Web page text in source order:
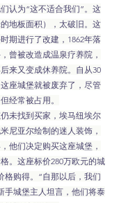
认为“这不适合我们”。这
地板面积），太破旧。这
期进行了改建，1862年落
曾被改造成温泉疗养院，
来又变成休养院。自从30
座城堡就被废弃了，尽管
经常被占用。
未找到买家，埃马纽埃尔
尼亚尔绘制的迷人装饰，
他们决定购买这座城堡，
。这座标价280万欧元的城
格购得。“自那以后，我们
手城堡主人坦言，他们将泰